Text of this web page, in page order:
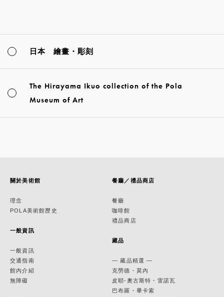
日本 繪畫・彫刻
The Hirayama Ikuo collection of the Pola
Museum of Art
關於美術館
理念
POLA美術館歷史
一般資訊
一般資訊
交通指南
館內介紹
無障礙
餐廳／禮品商店
餐廳
咖啡館
禮品商店
藏品
— 藏品精選 —
克勞德・莫內
皮耶-奧古斯特・雷諾瓦
巴布羅・畢卡索